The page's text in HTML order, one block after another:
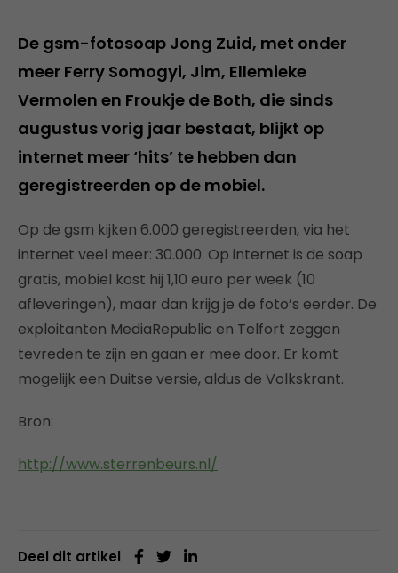
De gsm-fotosoap Jong Zuid, met onder
meer Ferry Somogyi, Jim, Ellemieke
Vermolen en Froukje de Both, die sinds
augustus vorig jaar bestaat, blijkt op
internet meer ‘hits’ te hebben dan
geregistreerden op de mobiel.
Op de gsm kijken 6.000 geregistreerden, via het
internet veel meer: 30.000. Op internet is de soap
gratis, mobiel kost hij 1,10 euro per week (10
afleveringen), maar dan krijg je de foto’s eerder. De
exploitanten MediaRepublic en Telfort zeggen
tevreden te zijn en gaan er mee door. Er komt
mogelijk een Duitse versie, aldus de Volkskrant.
Bron:
http://www.sterrenbeurs.nl/
Deel dit artikel